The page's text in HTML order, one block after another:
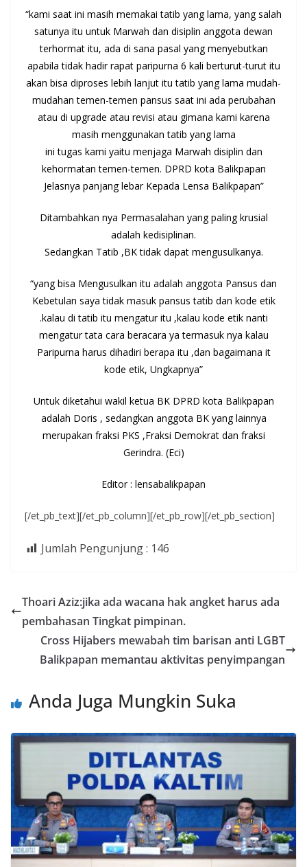
“kami saat ini masih memakai tatib yang lama, yang salah
satunya itu untuk Marwah dan disiplin anggota dewan
terhormat itu, ada di sana pasal yang menyebutkan
apabila tidak hadir rapat paripurna 6 kali berturut-turut itu
akan bisa diproses lebih lanjut itu tatib yang lama mudah-
mudahan temen-temen pansus saat ini ada perubahan
atau di upgrade atau revisi atau gimana kami karena
masih menggunakan tatib yang lama
ini tugas kami yaitu menjaga Marwah disiplin dan
kehormatan temen-temen. DPRD kota Balikpapan
Jelasnya panjang lebar Kepada Lensa Balikpapan”
Ditambahkan nya Permasalahan yang paling krusial
adalah kedisiplinan.
Sedangkan Tatib ,BK tidak dapat mengusulkanya.
“yang bisa Mengusulkan itu adalah anggota Pansus dan
Kebetulan saya tidak masuk pansus tatib dan kode etik
.kalau di tatib itu mengatur itu ,kalau kode etik nanti
mengatur tata cara beracara ya termasuk nya kalau
Paripurna harus dihadiri berapa itu ,dan bagaimana it
kode etik, Ungkapnya”
Untuk diketahui wakil ketua BK DPRD kota Balikpapan
adalah Doris , sedangkan anggota BK yang lainnya
merupakan fraksi PKS ,Fraksi Demokrat dan fraksi
Gerindra. (Eci)
Editor : lensabalikpapan
[/et_pb_text][/et_pb_column][/et_pb_row][/et_pb_section]
Jumlah Pengunjung : 146
Thoari Aziz:jika ada wacana hak angket harus ada
pembahasan Tingkat pimpinan.
Cross Hijabers mewabah tim barisan anti LGBT
Balikpapan memantau aktivitas penyimpangan
Anda Juga Mungkin Suka